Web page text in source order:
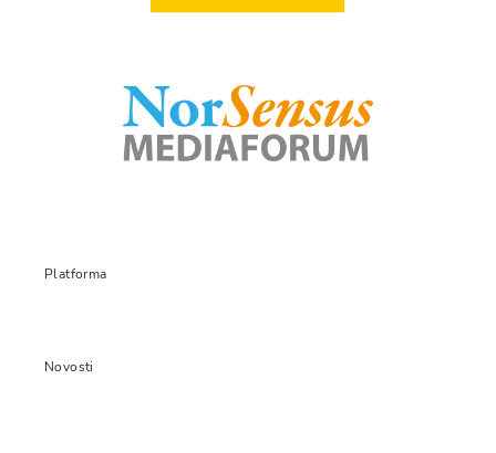
Platforma
Novosti